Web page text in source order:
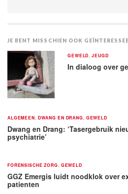
JE BENT MISSCHIEN OOK
GEWELD ,JEUGD
In dialoog over
ALGEMEEN DWANG EN DRANG GEWELD
Dwang en Drang: ‘Tasergebruik
psychiatrie’
FORENSISCHE ZORG GEWELD
GGZ Emergis luidt noodklok over
patienten